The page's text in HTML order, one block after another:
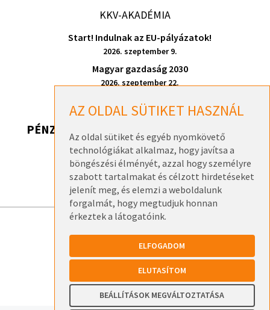
AZ OLDAL SÜTIKET HASZNÁL
Az oldal sütiket és egyéb nyomkövető
technológiákat alkalmaz, hogy javítsa a
böngészési élményét, azzal hogy személyre
szabott tartalmakat és célzott hirdetéseket
jelenít meg, és elemzi a weboldalunk
forgalmát, hogy megtudjuk honnan
érkeztek a látogatóink.
ELFOGADOM
ELUTASÍTOM
BEÁLLÍTÁSOK MEGVÁLTOZTATÁSA
KKV-AKADÉMIA
Start! Indulnak az EU-pályázatok!
2026. szeptember 9.
Magyar gazdaság 2030
2026. szeptember 22.
PÉNZ, DE HONNAN? 2026
Pénz, de honnan? 2026 – Székesfehérvár
2026. szeptember 17.
ELÉRHETŐSÉGEK
ADATKEZELÉSI TÁJÉKOZTATÓK